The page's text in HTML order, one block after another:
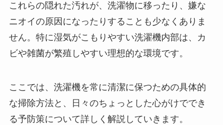
これらの隠れた汚れが、洗濯物に移ったり、嫌な
ニオイの原因になったりすることも少なくありま
せん。特に湿気がこもりやすい洗濯機内部は、カ
ビや雑菌が繁殖しやすい理想的な環境です。
ここでは、洗濯機を常に清潔に保つための具体的
な掃除方法と、日々のちょっとした心がけででき
る予防策について詳しく解説していきます。